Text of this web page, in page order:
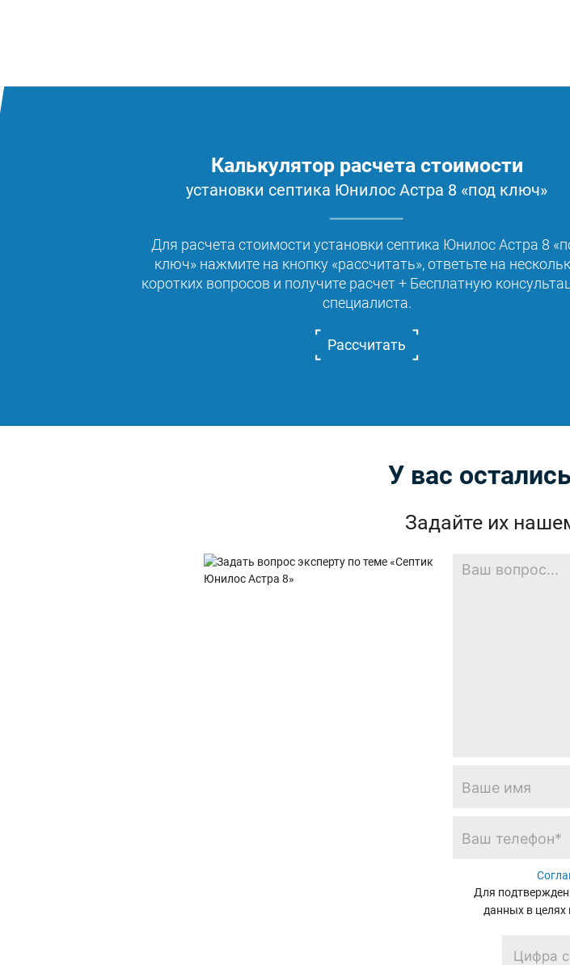
Калькулятор расчета стоимости
установки септика Юнилос Астра 8 «под ключ»
Для расчета стоимости установки септика Юнилос Астра 8
ключ» нажмите на кнопку «рассчитать», ответьте на
коротких вопросов и получите расчет + Бесплатную
специалиста.
Рассчитать
У вас
Задайте их
Для
данных в целях